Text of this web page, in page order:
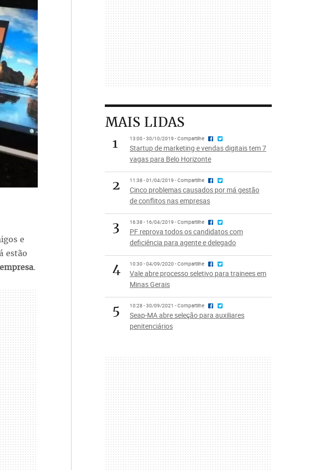
e
estão
empresa.
MAIS LIDAS
1
13:00 - 30/10/2019 - Compartilhe
Startup de marketing e vendas digitais tem 7
vagas para Belo Horizonte
2 11:38 - 01/04/2019 - Compartilhe
Cinco problemas causados por má gestão
de conflitos nas empresas
3 16:38 - 16/04/2019 - Compartilhe
PF reprova todos os candidatos com
deficiência para agente e delegado
4 10:30 - 04/09/2020 - Compartilhe
Vale abre processo seletivo para trainees em
Minas Gerais
5 10:28 - 30/09/2021 - Compartilhe
Seap-MA abre seleção para auxiliares
penitenciários